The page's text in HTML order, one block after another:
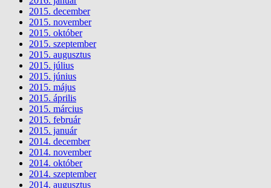
2015. december
2015. november
2015. október
2015. szeptember
2015. augusztus
2015. július
2015. június
2015. május
2015. április
2015. március
2015. február
2015. január
2014. december
2014. november
2014. október
2014. szeptember
2014. augusztus